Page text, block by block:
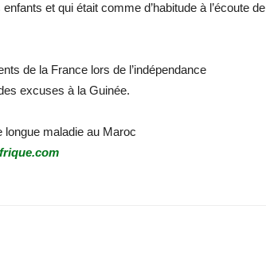
et qui était comme d’habitude à l’écoute de
de la France lors de l’indépendance
excuses à la Guinée.
longue maladie au Maroc